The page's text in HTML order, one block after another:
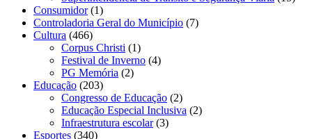
Consumidor(1)
Controladoria Geral do Município (7)
Cultura (466)
Corpus Christi (1)
Festival de Inverno (4)
PG Memória (2)
Educação (203)
Congresso de Educação (2)
Educação Especial Inclusiva (2)
Infraestrutura escolar(3)
Esportes (340)